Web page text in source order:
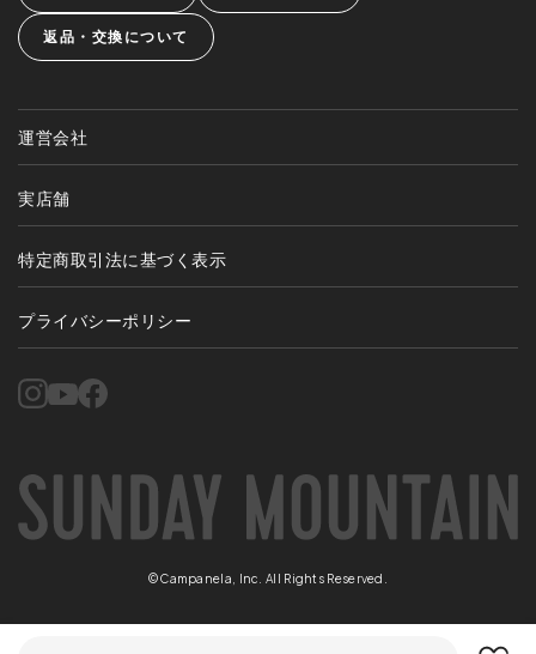
返品・交換について
運営会社
実店舗
特定商取引法に基づく表示
プライバシーポリシー
©Campanela, Inc. All Rights Reserved.